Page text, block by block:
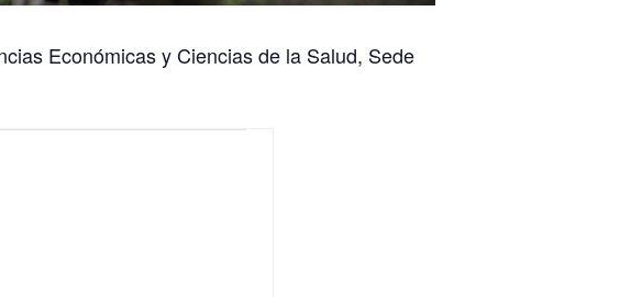
Económicas y Ciencias de la Salud, Sede